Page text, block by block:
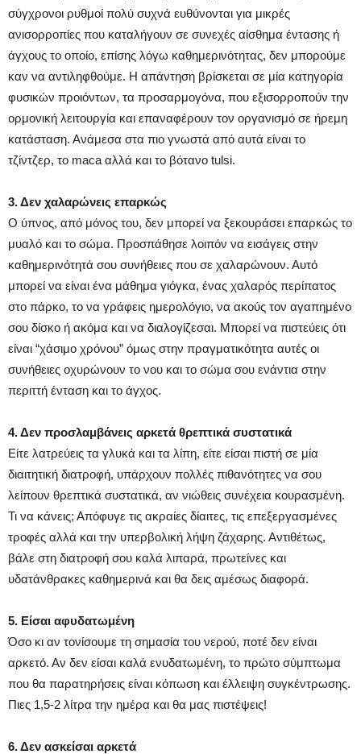
σύγχρονοι ρυθμοί πολύ συχνά ευθύνονται για μικρές
ανισορροπίες που καταλήγουν σε συνεχές αίσθημα έντασης ή
άγχους το οποίο, επίσης λόγω καθημερινότητας, δεν μπορούμε
καν να αντιληφθούμε. Η απάντηση βρίσκεται σε μία κατηγορία
φυσικών προιόντων, τα προσαρμογόνα, που εξισορροπούν την
ορμονική λειτουργία και επαναφέρουν τον οργανισμό σε ήρεμη
κατάσταση. Ανάμεσα στα πιο γνωστά από αυτά είναι το
τζίντζερ, το maca αλλά και το βότανο tulsi.
3. Δεν χαλαρώνεις επαρκώς
Ο ύπνος, από μόνος του, δεν μπορεί να ξεκουράσει επαρκώς το
μυαλό και το σώμα. Προσπάθησε λοιπόν να εισάγεις στην
καθημερινότητά σου συνήθειες που σε χαλαρώνουν. Αυτό
μπορεί να είναι ένα μάθημα γιόγκα, ένας χαλαρός περίπατος
στο πάρκο, το να γράφεις ημερολόγιο, να ακούς τον αγαπημένο
σου δίσκο ή ακόμα και να διαλογίζεσαι. Μπορεί να πιστεύεις ότι
είναι “χάσιμο χρόνου” όμως στην πραγματικότητα αυτές οι
συνήθειες οχυρώνουν το νου και το σώμα σου ενάντια στην
περιττή ένταση και το άγχος.
4. Δεν προσλαμβάνεις αρκετά θρεπτικά συστατικά
Είτε λατρεύεις τα γλυκά και τα λίπη, είτε είσαι πιστή σε μία
διαιτητική διατροφή, υπάρχουν πολλές πιθανότητες να σου
λείπουν θρεπτικά συστατικά, αν νιώθεις συνέχεια κουρασμένη.
Τι να κάνεις; Απόφυγε τις ακραίες δίαιτες, τις επεξεργασμένες
τροφές αλλά και την υπερβολική λήψη ζάχαρης. Αντιθέτως,
βάλε στη διατροφή σου καλά λιπαρά, πρωτείνες και
υδατάνθρακες καθημερινά και θα δεις αμέσως διαφορά.
5. Είσαι αφυδατωμένη
Όσο κι αν τονίσουμε τη σημασία του νερού, ποτέ δεν είναι
αρκετό. Αν δεν είσαι καλά ενυδατωμένη, το πρώτο σύμπτωμα
που θα παρατηρήσεις είναι κόπωση και έλλειψη συγκέντρωσης.
Πιες 1,5-2 λίτρα την ημέρα και θα μας πιστέψεις!
6. Δεν ασκείσαι αρκετά